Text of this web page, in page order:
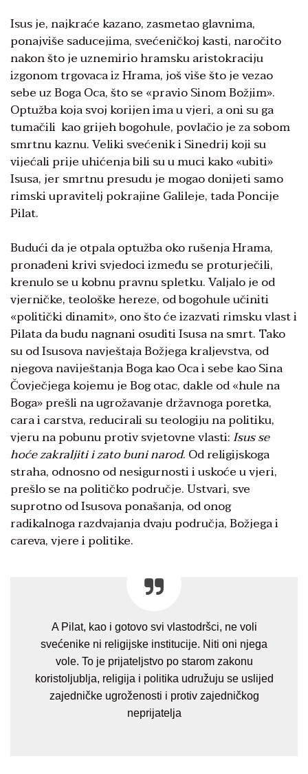
Isus je, najkraće kazano, zasmetao glavnima,
ponajviše saducejima, svećeničkoj kasti, naročito
nakon što je uznemirio hramsku aristokraciju
izgonom trgovaca iz Hrama, još više što je vezao
sebe uz Boga Oca, što se «pravio Sinom Božjim».
Optužba koja svoj korijen ima u vjeri, a oni su ga
tumačili kao grijeh bogohule, povlačio je za sobom
smrtnu kaznu. Veliki svećenik i Sinedrij koji su
vijećali prije uhićenja bili su u muci kako «ubiti»
Isusa, jer smrtnu presudu je mogao donijeti samo
rimski upravitelj pokrajine Galileje, tada Poncije
Pilat.
Budući da je otpala optužba oko rušenja Hrama,
pronađeni krivi svjedoci između se proturječili,
krenulo se u kobnu pravnu spletku. Valjalo je od
vjerničke, teološke hereze, od bogohule učiniti
«politički dinamit», ono što će izazvati rimsku vlast i
Pilata da budu nagnani osuditi Isusa na smrt. Tako
su od Isusova navještaja Božjega kraljevstva, od
njegova naviještanja Boga kao Oca i sebe kao Sina
Čovječjega kojemu je Bog otac, dakle od «hule na
Boga» prešli na ugrožavanje državnoga poretka,
cara i carstva, reducirali su teologiju na politiku,
vjeru na pobunu protiv svjetovne vlasti:Isus se
hoće zakraljiti i zato buni narod. Od religijskoga
straha, odnosno od nesigurnosti i uskoće u vjeri,
prešlo se na političko područje. Ustvari, sve
suprotno od Isusova ponašanja, od onog
radikalnoga razdvajanja dvaju područja, Božjega i
careva, vjere i politike.
A Pilat, kao i gotovo svi vlastodršci, ne voli
svećenike ni religijske institucije. Niti oni njega
vole. To je prijateljstvo po starom zakonu
koristoljublja, religija i politika udružuju se uslijed
zajedničke ugroženosti i protiv zajedničkog
neprijatelja